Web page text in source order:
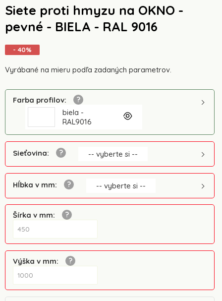
Siete proti hmyzu na OKNO -
pevné - BIELA - RAL 9016
- 40%
Vyrábané na mieru podľa zadaných parametrov.
Farba profilov:
biela -
RAL9016
Sieťovina: -- vyberte si --
Hĺbka v mm: -- vyberte si --
Šírka v mm:
Výška v mm: